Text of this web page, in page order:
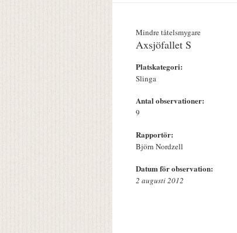
Mindre tåtelsmygare
Axsjöfallet S
Platskategori:
Slinga
Antal observationer:
9
Rapportör:
Björn Nordzell
Datum för observation:
2 augusti 2012